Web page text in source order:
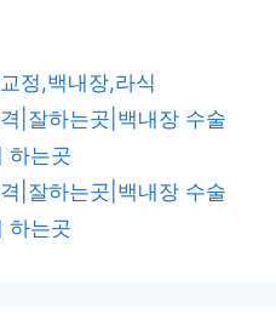
정,백내장,라식
|잘하는곳|백내장 수술
하는곳
|잘하는곳|백내장 수술
하는곳